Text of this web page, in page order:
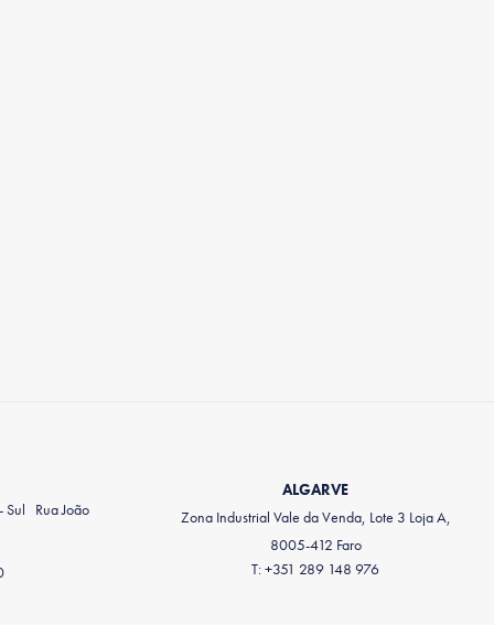
Sul Rua João
ALGARVE
Zona Industrial Vale da Venda, Lote 3 Loja A,
8005-412 Faro
T: +351 289 148 976